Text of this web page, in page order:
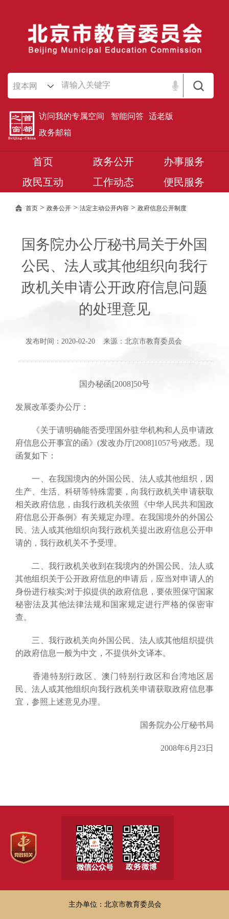
搜本网
访问我的专属空间 智能问答 适老版
政务邮箱
首页 政务公开
办事服务
政民互动
工作动态 便民服务
首页 > 政务公开 > 法定主动公开内容 > 政府信息公开制度
国务院办公厅秘书局关于外国
公民、法人或其他组织向我行
政机关申请公开政府信息问题
的处理意见
发布时间：2020-02-20 来源：北京市教育委员会
国办秘函[2008]50号
发展改革委办公厅：
《关于请明确能否受理国外驻华机构和人员申请政
府信息公开事宜的函》(发改办厅[2008]1057号)收悉。现
函复如下：
一、在我国境内的外国公民、法人或其他组织，因
生产、生活、科研等特殊需要，向我行政机关申请获取
相关政府信息，由我行政机关依照《中华人民共和国政
府信息公开条例》有关规定办理。在我国境外的外国公
民、法人或其他组织向我行政机关提出政府信息公开申
请的，我行政机关不予受理。
二、我行政机关收到在我境内的外国公民、法人或
其他组织关于公开政府信息的申请后，应当对申请人的
身份进行核实;对于拟提供的政府信息，要依照保守国家
秘密法及其他法律法规和国家规定进行严格的保密审
查。
三、我行政机关向外国公民、法人或其他组织提供
的政府信息一般为中文，不提供外文译本。
香港特别行政区、澳门特别行政区和台湾地区居
民、法人或其他组织向我行政机关申请获取政府信息事
宜，参照上述意见办理。
国务院办公厅秘书局
2008年6月23日
主办单位：北京市教育委员会